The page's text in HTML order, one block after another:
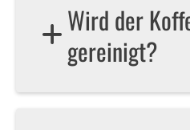
Wird der
gereinigt?